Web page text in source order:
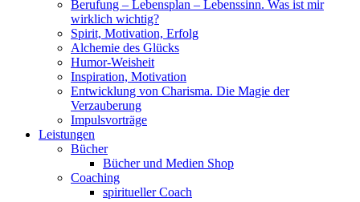
Berufung – Lebensplan – Lebenssinn. Was ist mir
wirklich wichtig?
Spirit, Motivation, Erfolg
Alchemie des Glücks
Humor-Weisheit
Inspiration, Motivation
Entwicklung von Charisma. Die Magie der
Verzauberung
Impulsvorträge
Leistungen
Bücher
Bücher und Medien Shop
Coaching
spiritueller Coach